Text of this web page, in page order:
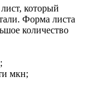
который
Форма листа
количество
мкн;